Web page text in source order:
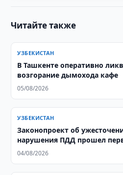
Читайте также
УЗБЕКИСТАН
В Ташкенте оперативно
возгорание дымохода кафе
05/08/2026
УЗБЕКИСТАН
Законопроект об
нарушения ПДД прошел
04/08/2026